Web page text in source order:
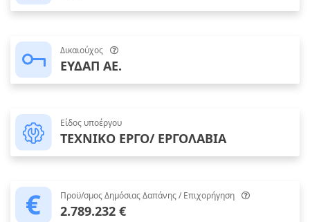
Δικαιούχος
ΕΥΔΑΠ ΑΕ.
Είδος υποέργου
ΤΕΧΝΙΚΟ ΕΡΓΟ/ ΕΡΓΟΛΑΒΙΑ
Προϋ/σμος Δημόσιας Δαπάνης / Επιχορήγηση
2.789.232 €